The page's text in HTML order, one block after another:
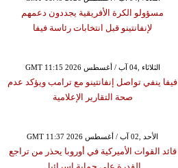
مسؤولو الكرة الأفريقية يجددون دعمهم
لإنفانتينو قبل انتخابات رئاسة فيفا
GMT 11:15 2026 الثلاثاء ,04 آب / أغسطس
فيفا ينفي تواصل إنفانتينو مع ترامب ويؤكد عدم
صحة التقارير الإعلامية
GMT 11:37 2026 الأحد ,02 آب / أغسطس
قائد القوات الأميركية في أوروبا يحذر من تراجع